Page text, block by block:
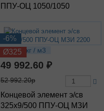
ППУ-ОЦ 1050/1050
-6%
Ø325
220.78 кг / м3
49 992.60 ₽
52 992.20р
Концевой элемент э/св
325х9/500 ППУ-ОЦ МЗИ